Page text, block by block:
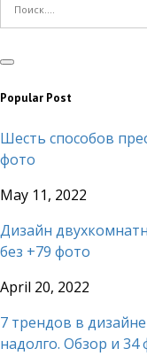
Popular Post
Шесть способов
фото
May 11, 2022
Дизайн
без +79 фото
April 20, 2022
7 трендов в
надолго. Обзор и 34